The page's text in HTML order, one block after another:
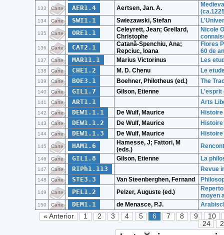
133 Carte AER1.4 Aertsen, Jan. A.
134 Carte SWI1.1 Swiezawski, Stefan
135 Carte ORE1.1
Celeyrett, Jean; Grellard,
Christophe
Nicole
136 Carte CAT2.1
Catană-Spenchiu, Ana;
Repciuc, Ioana
Flores
60 de
137 Carte MAR11.1 Marius Victorinus Les
138 Carte CHE1.2 M. D. Chenu Le
139 Carte BOE3.1 Boehner, Philotheus (ed.) The
140 Carte GIL1.7 Gilson, Etienne L'esprit
141 Carte ART1.1 Arts
142 Carte DEW1.1.1 De Wulf, Maurice Histoire
143 Carte DEW1.1.2 De Wulf, Maurice Histoire
144 Carte DEW1.1.3 De Wulf, Maurice Histoire
145 Carte HAM1.6
Hamesse, J; Fattori, M
(eds.)
146 Carte GIL1.8 Gilson, Etienne La
147 Carte RIPh1.113 Revue
148 Carte STE3.3 Van Steenberghen, Fernand
149 Carte PEL1.2 Pelzer, Auguste (ed.)
moyen
150 Carte DEM1.1 de Menasce, P.J.
« Anterior 1 2 3 4 5 6 7 8 9
10
24